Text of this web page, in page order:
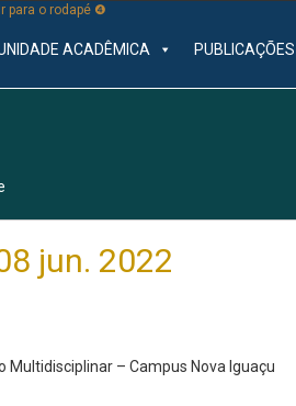
Ir para o rodapé ❹
ACADÊMICA PUBLICAÇÕES
jun. 2022
Multidisciplinar – Campus Nova Iguaçu